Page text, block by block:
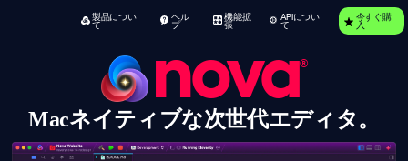
製品につい
て
ヘル
プ
機能拡
張
APIについ
て
今すぐ購
入
nova
Macネイティブな次世代エディタ。